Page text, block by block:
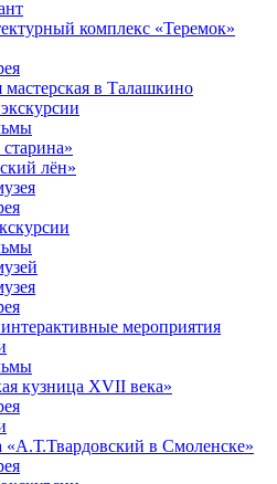
комплекс «Теремок»
мастерская в Талашкино
лён»
мероприятия
кузница XVII века»
«А.Т.Твардовский в Смоленске»